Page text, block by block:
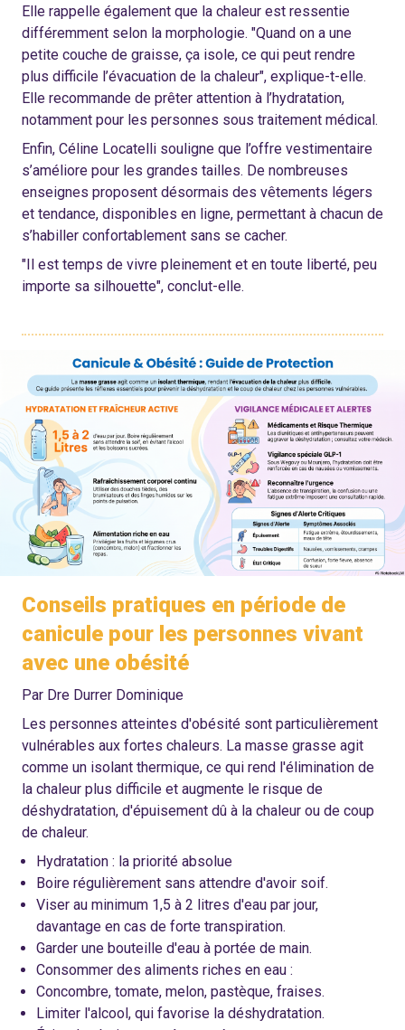
Elle rappelle également que la chaleur est ressentie
différemment selon la morphologie. "Quand on a une
petite couche de graisse, ça isole, ce qui peut rendre
plus difficile l’évacuation de la chaleur", explique-t-elle.
Elle recommande de prêter attention à l’hydratation,
notamment pour les personnes sous traitement médical.
Enfin, Céline Locatelli souligne que l’offre vestimentaire
s’améliore pour les grandes tailles. De nombreuses
enseignes proposent désormais des vêtements légers
et tendance, disponibles en ligne, permettant à chacun de
s’habiller confortablement sans se cacher.
"Il est temps de vivre pleinement et en toute liberté, peu
importe sa silhouette", conclut-elle.
Conseils pratiques en période de
canicule pour les personnes vivant
avec une obésité
Par Dre Durrer Dominique
Les personnes atteintes d'obésité sont particulièrement
vulnérables aux fortes chaleurs. La masse grasse agit
comme un isolant thermique, ce qui rend l'élimination de
la chaleur plus difficile et augmente le risque de
déshydratation, d'épuisement dû à la chaleur ou de coup
de chaleur.
Hydratation : la priorité absolue
Boire régulièrement sans attendre d'avoir soif.
Viser au minimum 1,5 à 2 litres d'eau par jour,
davantage en cas de forte transpiration.
Garder une bouteille d'eau à portée de main.
Consommer des aliments riches en eau :
Concombre, tomate, melon, pastèque, fraises.
Limiter l'alcool, qui favorise la déshydratation.